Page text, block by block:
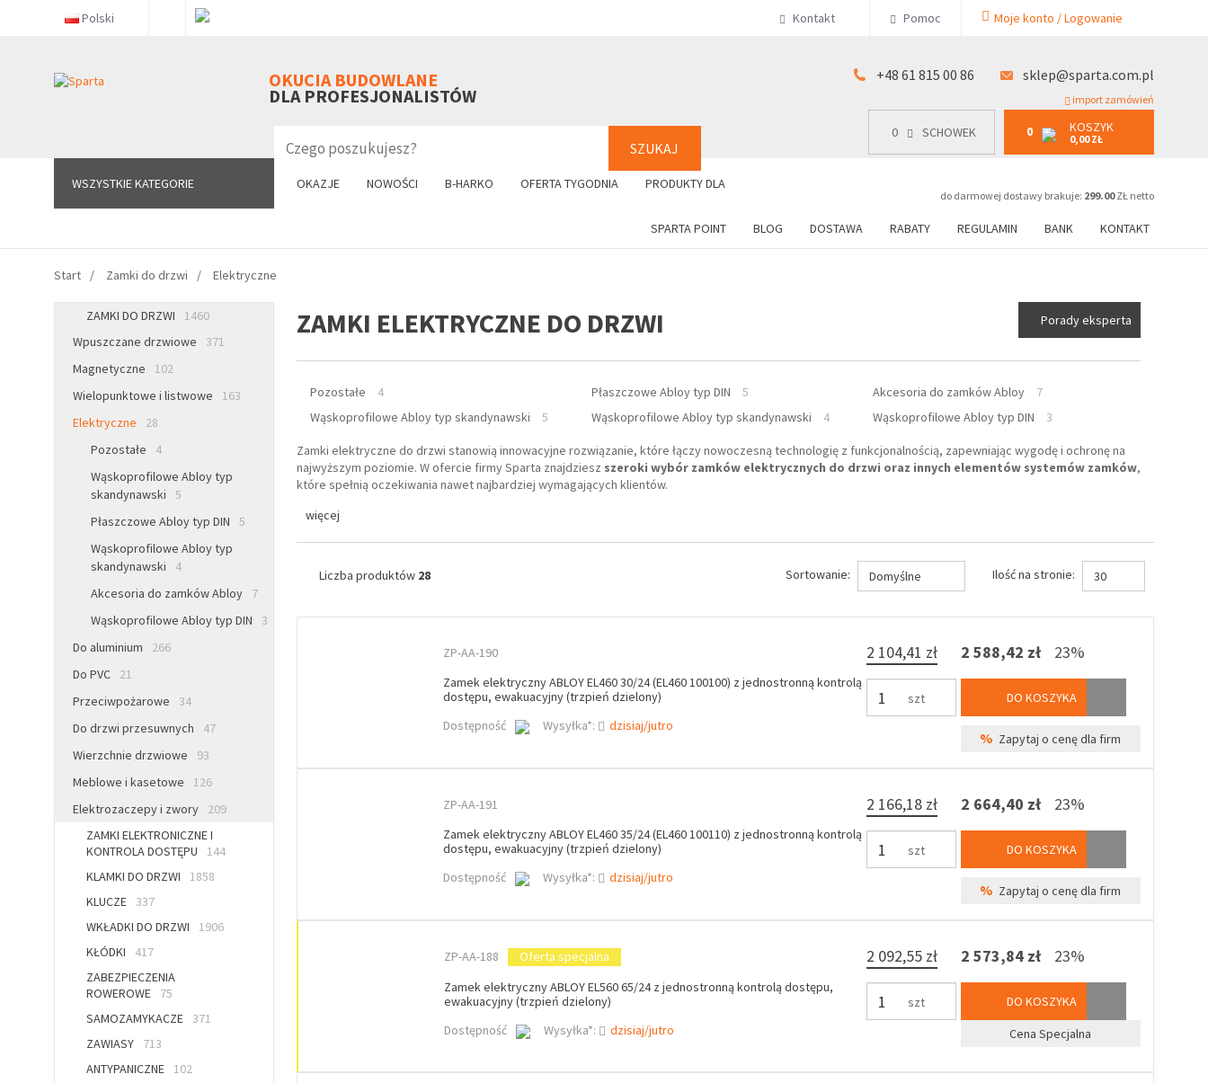
Polski Kontakt Pomoc Moje konto / Logowanie
OKUCIA BUDOWLANE
DLA PROFESJONALISTÓW
SZUKAJ
+48 61 815 00 86 sklep@sparta.com.pl
import zamówień
0 SCHOWEK 0 KOSZYK
0,00 ZŁ
do darmowej dostawy brakuje: 299.00ZŁ netto
WSZYSTKIE KATEGORIE OKAZJE NOWOŚCI B-HARKO OFERTA TYGODNIA PRODUKTY DLA
SPARTA POINT BLOG DOSTAWA RABATY REGULAMIN BANK KONTAKT
WSZYSTKIE KATEGORIE 0 SCHOWEK 0 KOSZYK
0,00 ZŁ
+48 61 815 00 86
Start Zamki do drzwi Elektryczne
ZAMKI DO DRZWI
1460
Wpuszczane drzwiowe
371
Magnetyczne
102
Wielopunktowe i listwowe
163
Elektryczne
28
Pozostałe
4
Wąskoprofilowe Abloy typ
skandynawski
5
Płaszczowe Abloy typ DIN
5
Wąskoprofilowe Abloy typ
skandynawski
4
Akcesoria do zamków Abloy
7
Wąskoprofilowe Abloy typ DIN
3
Do aluminium
266
Do PVC
21
Przeciwpożarowe
34
Do drzwi przesuwnych
47
Wierzchnie drzwiowe
93
Meblowe i kasetowe
126
Elektrozaczepy i zwory
209
ZAMKI ELEKTRONICZNE I
KONTROLA DOSTĘPU
144
KLAMKI DO DRZWI
1858
KLUCZE
337
WKŁADKI DO DRZWI
1906
KŁÓDKI
417
ZABEZPIECZENIA
ROWEROWE
75
SAMOZAMYKACZE
371
ZAWIASY
713
ANTYPANICZNE
102
ZAMKI ELEKTRYCZNE DO DRZWI Porady eksperta
Pozostałe
4
Wąskoprofilowe Abloy typ skandynawski
5
Płaszczowe Abloy typ DIN
5
Wąskoprofilowe Abloy typ skandynawski
4
Akcesoria do zamków Abloy
7
Wąskoprofilowe Abloy typ DIN
3
Zamki elektryczne do drzwi stanowią innowacyjne rozwiązanie, które łączy nowoczesną technologię z funkcjonalnością, zapewniając wygodę i ochronę na
najwyższym poziomie. W ofercie firmy Sparta znajdziesz szeroki wybór zamków elektrycznych do drzwi oraz innych elementów systemów zamków,
które spełnią oczekiwania nawet najbardziej wymagających klientów.
więcej
Liczba produktów 28 Sortowanie: Domyślne Ilość na stronie: 30
ZP-AA-190
Zamek elektryczny ABLOY EL460 30/24 (EL460 100100) z jednostronną kontrolą
dostępu, ewakuacyjny (trzpień dzielony)
Dostępność
Wysyłka*: dzisiaj/jutro
2 104,41 zł
szt
2 588,42 zł 23%
DO KOSZYKA
% Zapytaj o cenę dla firm
ZP-AA-191
Zamek elektryczny ABLOY EL460 35/24 (EL460 100110) z jednostronną kontrolą
dostępu, ewakuacyjny (trzpień dzielony)
Dostępność
Wysyłka*: dzisiaj/jutro
2 166,18 zł
szt
2 664,40 zł 23%
DO KOSZYKA
% Zapytaj o cenę dla firm
ZP-AA-188
Oferta specjalna
Zamek elektryczny ABLOY EL560 65/24 z jednostronną kontrolą dostępu,
ewakuacyjny (trzpień dzielony)
Dostępność
Wysyłka*: dzisiaj/jutro
2 092,55 zł
szt
2 573,84 zł 23%
DO KOSZYKA
Cena Specjalna